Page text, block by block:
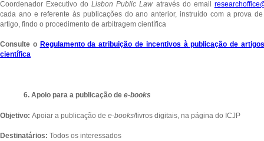
Coordenador Executivo doLisbon Public Law através do email
cada ano e referente às publicações do ano anterior, instruído com a prova
artigo, findo o procedimento de arbitragem científica
Consulte o Regulamento da atribuição de incentivos à publicação de
científica
6. Apoio para a publicação de e-books
Objetivo: Apoiar a publicação de e-books/livros digitais, na página do ICJP
Destinatários: Todos os interessados